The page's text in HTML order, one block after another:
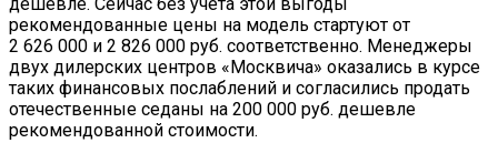
рекомендованные цены на модель стартуют от
2 626 000 и 2 826 000 руб. соответственно. Менеджеры
двух дилерских центров «Москвича» оказались в курсе
таких финансовых послаблений и согласились продать
отечественные седаны на 200 000 руб. дешевле
рекомендованной стоимости.